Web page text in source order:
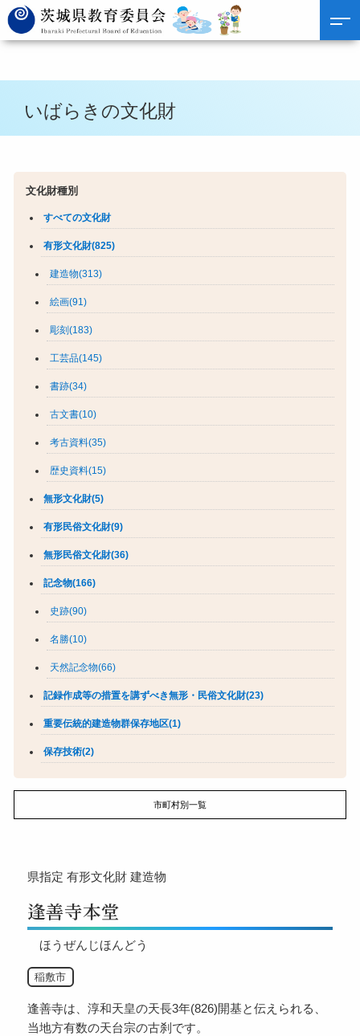
いばらきの文化財
文化財種別
すべての文化財
有形文化財(825)
建造物(313)
絵画(91)
彫刻(183)
工芸品(145)
書跡(34)
古文書(10)
考古資料(35)
歴史資料(15)
無形文化財(5)
有形民俗文化財(9)
無形民俗文化財(36)
記念物(166)
史跡(90)
名勝(10)
天然記念物(66)
記録作成等の措置を講ずべき無形・民俗文化財(23)
重要伝統的建造物群保存地区(1)
保存技術(2)
市町村別一覧
県指定 有形文化財 建造物
逢善寺本堂
ほうぜんじほんどう
稲敷市
逢善寺は、淳和天皇の天長3年(826)開基と伝えられる、
当地方有数の天台宗の古刹です。